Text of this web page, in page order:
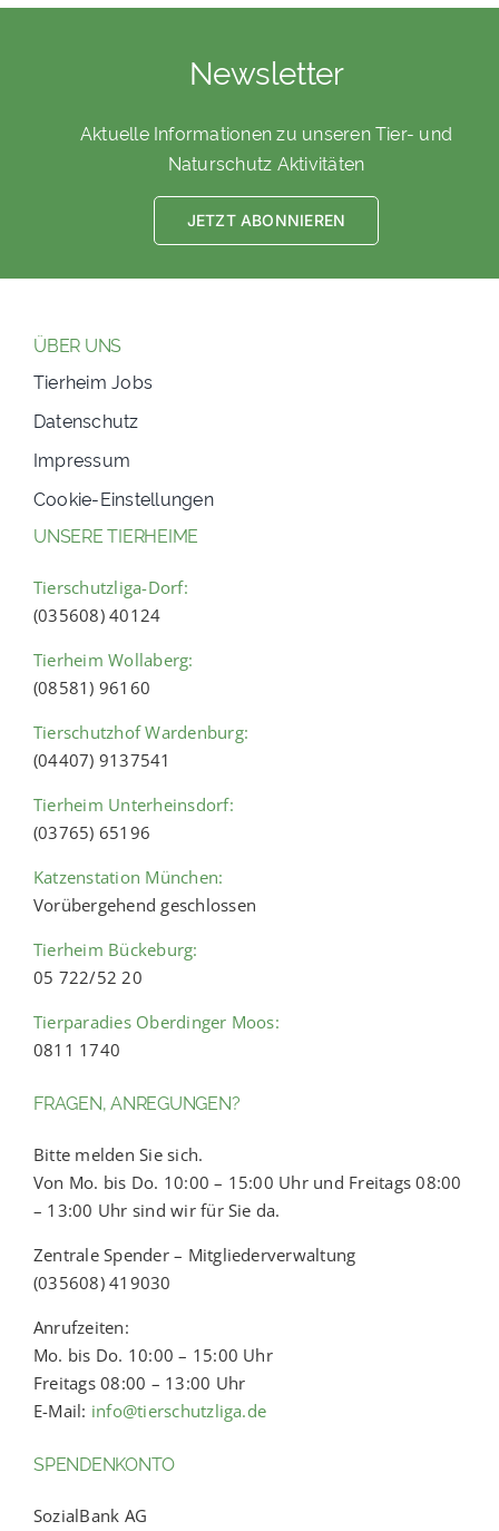
Newsletter
Aktuelle Informationen zu unseren Tier- und
Naturschutz Aktivitäten
JETZT ABONNIEREN
ÜBER UNS
Tierheim Jobs
Datenschutz
Impressum
Cookie-Einstellungen
UNSERE TIERHEIME
Tierschutzliga-Dorf:
(035608) 40124
Tierheim Wollaberg:
(08581) 96160
Tierschutzhof Wardenburg:
(04407) 9137541
Tierheim Unterheinsdorf:
(03765) 65196
Katzenstation München:
Vorübergehend geschlossen
Tierheim Bückeburg:
05 722/52 20
Tierparadies Oberdinger Moos:
0811 1740
FRAGEN, ANREGUNGEN?
Bitte melden Sie sich.
Von Mo. bis Do. 10:00 – 15:00 Uhr und Freitags 08:00
– 13:00 Uhr sind wir für Sie da.
Zentrale Spender – Mitgliederverwaltung
(035608) 419030
Anrufzeiten:
Mo. bis Do. 10:00 – 15:00 Uhr
Freitags 08:00 – 13:00 Uhr
E-Mail: info@tierschutzliga.de
SPENDENKONTO
SozialBank AG